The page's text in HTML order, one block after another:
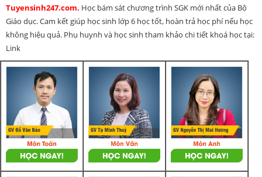
Tuyensinh247.com. Học bám sát chương trình SGK mới nhất của Bộ
Giáo dục. Cam kết giúp học sinh lớp 6 học tốt, hoàn trả học phí nếu học
không hiệu quả. Phụ huynh và học sinh tham khảo chi tiết khoá học tại:
Link